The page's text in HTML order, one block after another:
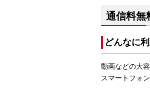
通信料無
どんなに
動画などの大
スマートフォ